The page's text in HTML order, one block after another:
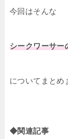
今回はそんな
シークワーサー
についてまとめ
◆関連記事